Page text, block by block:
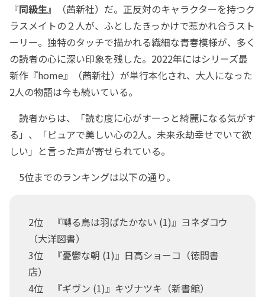
『同級生』
（茜新社）だ。正反対のキャラクターを持つク
ラスメイトの２人が、ふとしたきっかけで惹かれ合うスト
ーリー。独特のタッチで描かれる繊細な青春模様が、多く
の読者の心に深い印象を残した。2022年にはシリーズ最
新作『home』（茜新社）が単行本化され、大人になった
2人の物語は今も続いている。
読者からは、「読む度に心がすーっと綺麗になる気がす
る」、「ピュアで美しい心の2人。未来永劫幸せでいて欲
しい」と言った声が寄せられている。
5位までのランキングは以下の通り。
2位 『囀る鳥は羽ばたかない (1)』ヨネダコウ
（大洋図書）
3位 『憂鬱な朝 (1)』日高ショーコ（徳間書
店）
4位 『ギヴン (1)』キヅナツキ（新書館）